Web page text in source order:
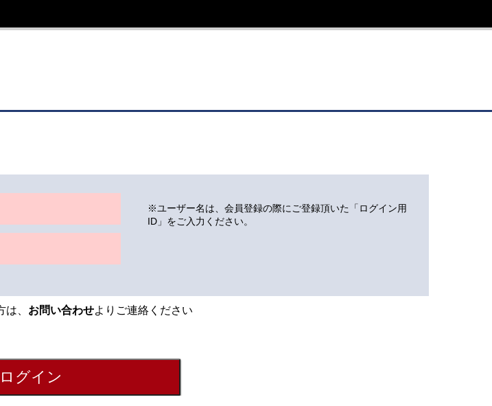
※ユーザー名は、会員登録の際にご登録頂いた「ログイン用
ID」をご入力ください。
、 お問い合わせよりご連絡ください